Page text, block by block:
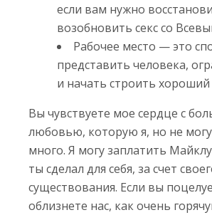
если вам нужно
возобновить секс со
Рабочее место — это
представить человека,
и начать строить хороший
Вы чувствуете мое сердце с
любовью, которую я, но не
много. Я могу заплатить
ты сделал для себя, за счет
существования. Если вы
облизнете нас, как очень